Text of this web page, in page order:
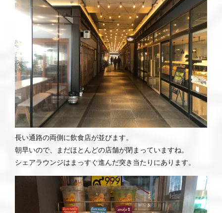
長い通路の両側に飲食店が並びます。
朝早いので、まだほとんどの店舗が閉まっていますね。
シェアラウンジはまっすぐ進んだ突き当たりにあります。